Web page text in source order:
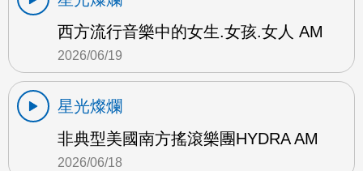
西方流行音樂中的女生.女孩.女人 AM
2026/06/19
星光燦爛
非典型美國南方搖滾樂團HYDRA AM
2026/06/18